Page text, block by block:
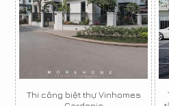
Thi công biệt thự Vinhomes